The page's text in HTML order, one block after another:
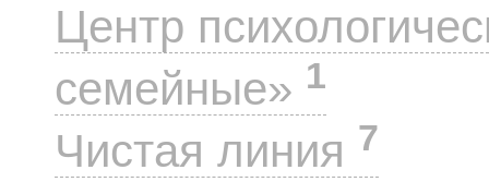
Центр
семейные» 1
Чистая линия 7